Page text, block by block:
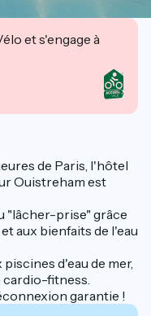
et s'engage à
de Paris, l'hôtel
Ouistreham est
"lâcher-prise" grâce
aux bienfaits de l'eau
piscines d'eau de mer,
cardio-fitness.
garantie !